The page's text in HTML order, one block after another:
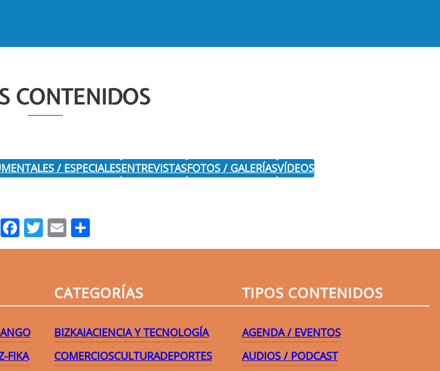
CONTENIDOS
/ ESPECIALESENTREVISTASFOTOS / GALERÍASVÍDEOS
Facebook
Twitter
Email
FIKA
CATEGORÍAS
BIZKAIACIENCIA Y TECNOLOGÍA
COMERCIOSCULTURADEPORTES
TIPOS CONTENIDOS
AGENDA / EVENTOS
AUDIOS / PODCAST